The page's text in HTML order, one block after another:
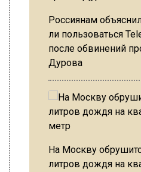
Россиянам
ли пользоваться
после обвинений
Дурова
На Москву
литров дождя на